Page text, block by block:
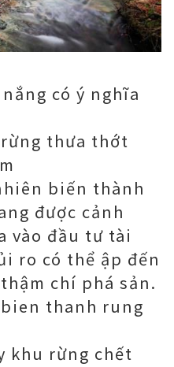
có ý nghĩa
thưa thớt
biến thành
được cảnh
vào đầu tư tài
ro có thể ập đến
chí phá sản.
thanh rung
khu rừng chết